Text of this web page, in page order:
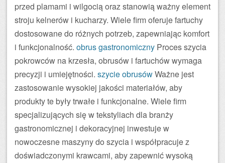
przed plamami i wilgocią oraz stanowią ważny element
stroju kelnerów i kucharzy. Wiele firm oferuje fartuchy
dostosowane do różnych potrzeb, zapewniając komfort
i funkcjonalność. obrus gastronomiczny Proces szycia
pokrowców na krzesła, obrusów i fartuchów wymaga
precyzji i umiejętności. szycie obrusówWażne jest
zastosowanie wysokiej jakości materiałów, aby
produkty te były trwałe i funkcjonalne. Wiele firm
specjalizujących się w tekstyliach dla branży
gastronomicznej i dekoracyjnej inwestuje w
nowoczesne maszyny do szycia i współpracuje z
doświadczonymi krawcami, aby zapewnić wysoką